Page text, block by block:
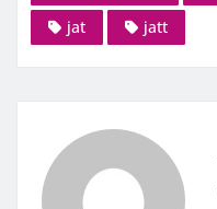
jat
jatt